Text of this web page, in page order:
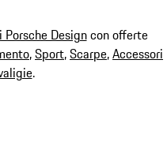
Porsche Designcon offerte
,Sport,Scarpe,Accessori
.